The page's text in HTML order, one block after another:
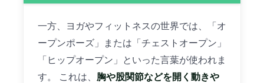
一方、ヨガやフィットネスの世界では、「オ
ープンポーズ」または「チェストオープン」
「ヒップオープン」といった言葉が使われま
す。 これは、 胸や股関節などを開く動きや